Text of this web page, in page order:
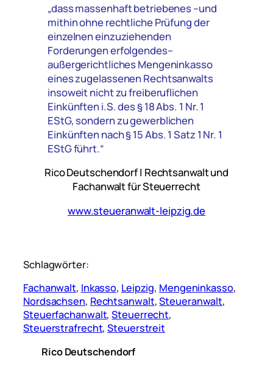
„dass massenhaft betriebenes –und
mithin ohne rechtliche Prüfung der
einzelnen einzuziehenden
Forderungen erfolgendes–
außergerichtliches Mengeninkasso
eines zugelassenen Rechtsanwalts
insoweit nicht zu freiberuflichen
Einkünften i.S. des § 18 Abs. 1 Nr. 1
EStG, sondern zu gewerblichen
Einkünften nach § 15 Abs. 1 Satz 1 Nr. 1
EStG führt.“
Rico Deutschendorf | Rechtsanwalt und
Fachanwalt für Steuerrecht
www.steueranwalt-leipzig.de
Schlagwörter:
Fachanwalt, Inkasso, Leipzig, Mengeninkasso
Nordsachsen, Rechtsanwalt, Steueranwalt
Steuerfachanwalt, Steuerrecht
Steuerstrafrecht, Steuerstreit
Rico Deutschendorf